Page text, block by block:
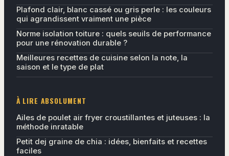
Plafond clair, blanc cassé ou gris perle : les couleurs
qui agrandissent vraiment une pièce
Norme isolation toiture : quels seuils de performance
pour une rénovation durable ?
Meilleures recettes de cuisine selon la note, la
saison et le type de plat
À LIRE ABSOLUMENT
Ailes de poulet air fryer croustillantes et juteuses : la
méthode inratable
Petit dej graine de chia : idées, bienfaits et recettes
faciles